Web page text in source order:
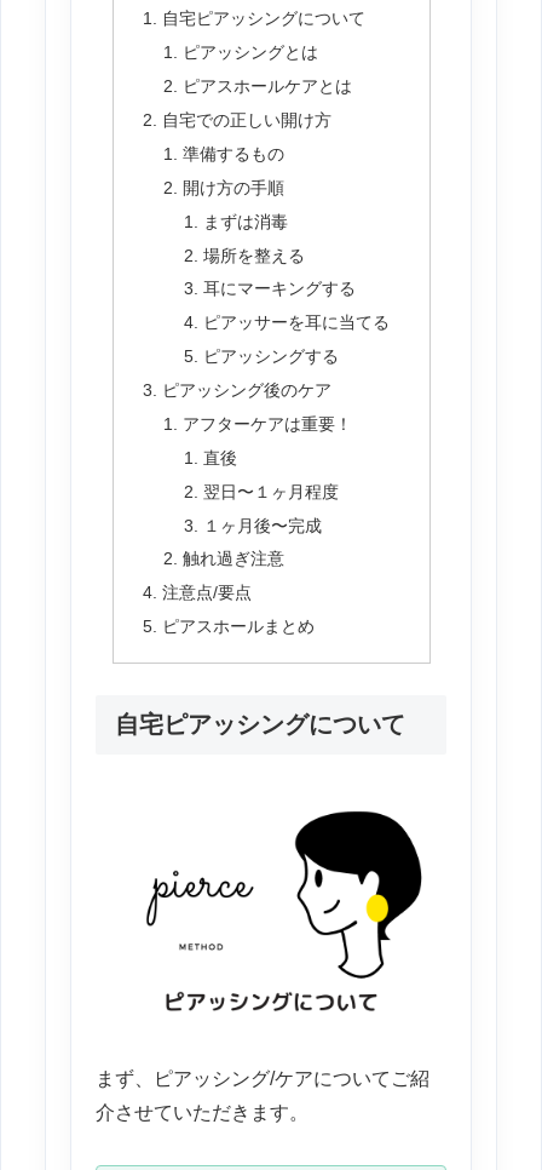
自宅ピアッシングについて
ピアッシングとは
ピアスホールケアとは
自宅での正しい開け方
準備するもの
開け方の手順
まずは消毒
場所を整える
耳にマーキングする
ピアッサーを耳に当てる
ピアッシングする
ピアッシング後のケア
アフターケアは重要！
直後
翌日〜１ヶ月程度
１ヶ月後〜完成
触れ過ぎ注意
注意点/要点
ピアスホールまとめ
自宅ピアッシングについて
まず、ピアッシング/ケアについてご紹
介させていただきます。